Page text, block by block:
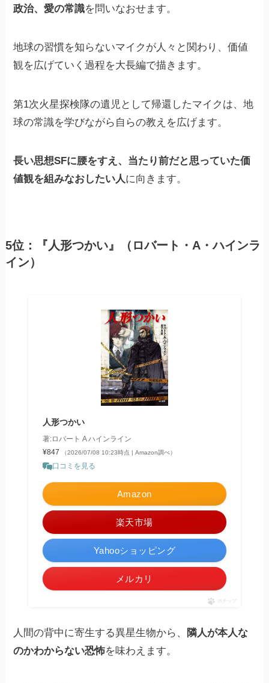
政治、愛の常識を問いなおせます。
地球の習慣を知らないマイクが人々と関わり、価値
観を広げていく過程を大長編で描きます。
第1次火星探検隊の遺児として帰還したマイクは、地
球の常識を学びながら自らの教えを広げます。
長い思想SFに腰をすえ、当たり前だと思っていた価
値観を組みなおしたい人に向きます。
5位：『人形つかい』（ロバート・A・ハインラ
イン）
人形つかい
著:ロバート A ハインライン
¥847
（2026/07/08 10:23時点 | Amazon調べ）
口コミを見る
Amazon
楽天市場
Yahooショッピング
メルカリ
ポチップ
人間の背中に寄生する異星生物から、 隣人が本人な
のかわからない恐怖を味わえます。